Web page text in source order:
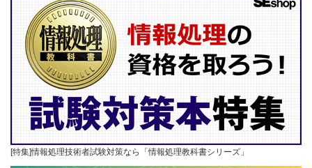
[特集]情報処理技術者試験対策なら「情報処理教科書シリーズ」